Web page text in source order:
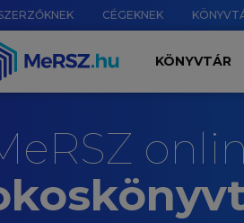
CÉGEKNEK
KÖNYVTÁR